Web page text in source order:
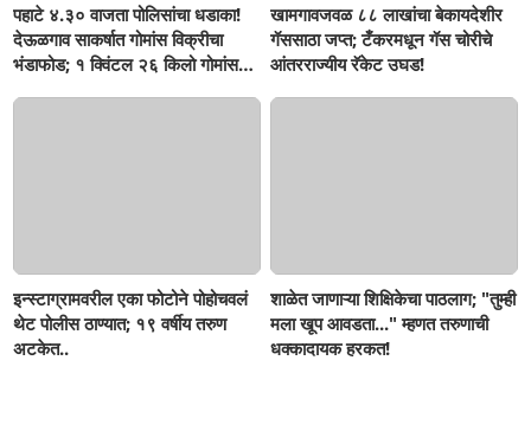
पहाटे ४.३० वाजता पोलिसांचा धडाका!
देऊळगाव साकर्षात गोमांस विक्रीचा
भंडाफोड; १ क्विंटल २६ किलो गोमांस
खामगावजवळ ८८ लाखांचा बेकायदेशीर
गॅससाठा जप्त; टँकरमधून गॅस चोरीचे
आंतरराज्यीय रॅकेट उघड!
इन्स्टाग्रामवरील एका फोटोने पोहोचवलं
थेट पोलीस ठाण्यात; १९ वर्षीय तरुण
अटकेत..
शाळेत जाणाऱ्या शिक्षिकेचा पाठलाग; "तुम्ही
मला खूप आवडता..." म्हणत तरुणाची
धक्कादायक हरकत!